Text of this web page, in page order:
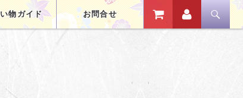
ツへスキップ
物ガイド お問合せ